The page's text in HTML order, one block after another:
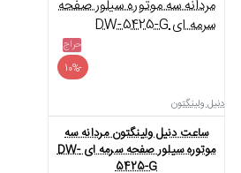
حراج
-10%
دنیل ولینگتون
ساعت دنیل ولینگتون مردانه سه
موتوره سیلور صفحه سرمه ای DW-
5425-G